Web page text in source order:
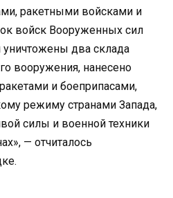
ракетными войсками и
войск Вооруженных сил
два склада
вооружения, нанесено
и боеприпасами,
режиму странами Запада,
силы и военной техники
— отчиталось